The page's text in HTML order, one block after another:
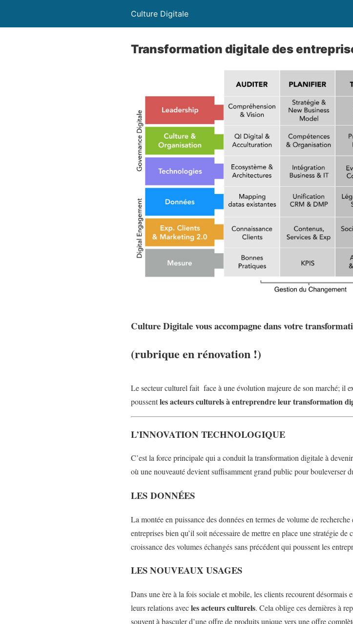
Culture Digitale
Transformation digitale des
Culture Digitale vous accompagne dans votre
(rubrique en rénovation !)
Le secteur culturel fait face à une évolution majeure de son marché; il
poussentles acteurs culturels à entreprendre leur transformation
L’INNOVATION TECHNOLOGIQUE
C’est la force principale qui a conduit la transformation digitale à
où une nouveauté devient suffisamment grand public pour bouleverser
LES DONNÉES
La montée en puissance des données en termes de volume de
entreprises bien qu’il soit nécessaire de mettre en place une stratégie
croissance des volumes échangés sans précédent qui poussent les
LES NOUVEAUX USAGES
Dans une ère à la fois sociale et mobile, les clients recourent
leurs relations avecles acteurs culturels. Cela oblige ces dernières à
souvent à basculer d’une offre de produits unique vers une offre